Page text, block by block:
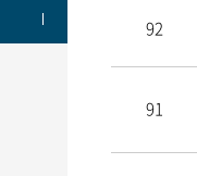
92
91